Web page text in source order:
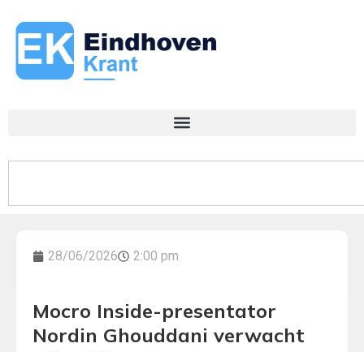
28/06/2026 2:00 pm
Mocro Inside-presentator
Nordin Ghouddani verwacht